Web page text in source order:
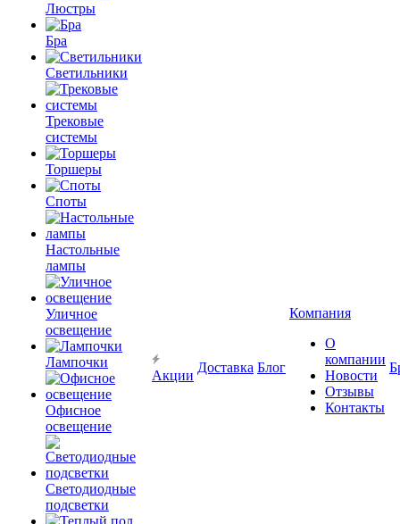
Люстры
Бра
Светильники
Трековые
системы
Торшеры
Споты
Настольные
лампы
Уличное
освещение
Лампочки
Офисное
освещение
Светодиодные
подсветки
Акции
Доставка Блог
Компания
О
компании
Новости
Отзывы
Контакты